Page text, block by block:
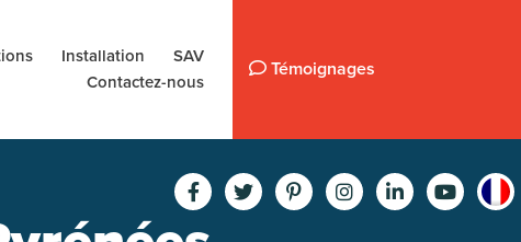
Installation
SAV
Contactez-nous
Témoignages